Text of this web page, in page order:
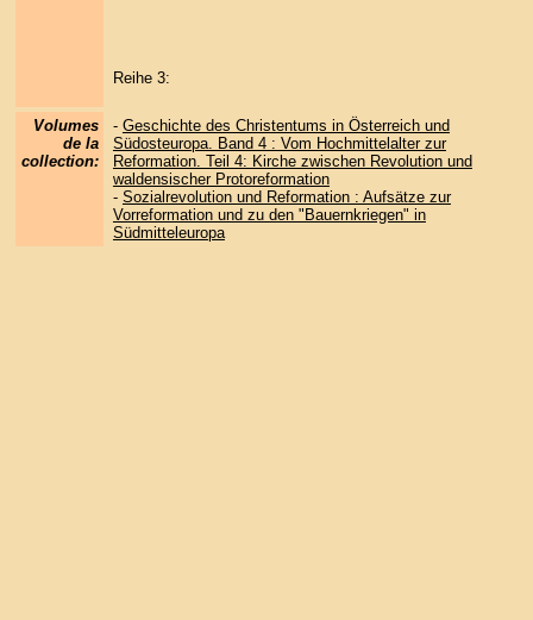
Reihe 3:
Volumes
de la
collection:
- Geschichte des Christentums in Österreich und
Südosteuropa. Band 4 : Vom Hochmittelalter zur
Reformation. Teil 4: Kirche zwischen Revolution und
waldensischer Protoreformation
- Sozialrevolution und Reformation : Aufsätze zur
Vorreformation und zu den "Bauernkriegen" in
Südmitteleuropa